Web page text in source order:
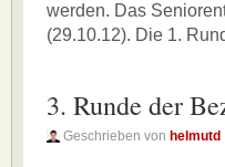
werden. Das
(29.10.12). Die 1.
3. Runde der
Geschrieben von helmutd